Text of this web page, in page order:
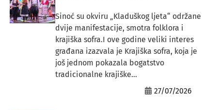
Sinoć su okviru „Kladuškog ljeta“ održane
dvije manifestacije, smotra folklora i
krajiška sofra.I ove godine veliki interes
građana izazvala je Krajiška sofra, koja je
još jednom pokazala bogatstvo
tradicionalne krajiške...
27/07/2026